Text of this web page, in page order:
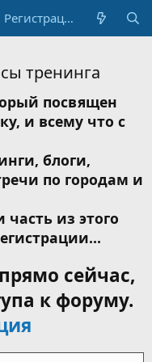
Регистрация
тренинга
посвящен
и всему что с
блоги,
по городам и
часть из этого
сейчас,
к форуму.